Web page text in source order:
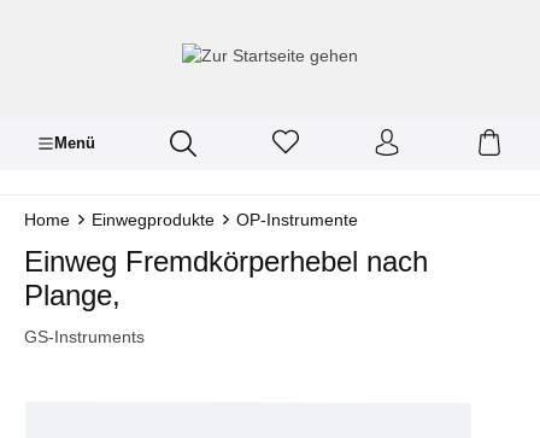
Menü
Home Einwegprodukte OP-Instrumente
Einweg Fremdkörperhebel nach
Plange,
GS-Instruments